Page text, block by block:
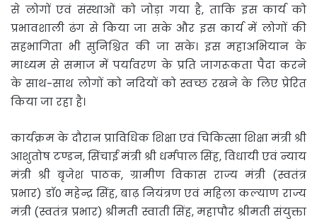
से लोगों एवं संस्थाओं को जोड़ा गया है, ताकि इस कार्य को
प्रभावशाली ढंग से किया जा सके और इस कार्य में लोगों की
सहभागिता भी सुनिश्चित की जा सके। इस महाअभियान के
माध्यम से समाज में पर्यावरण के प्रति जागरूकता पैदा करने
के साथ-साथ लोगों को नदियों को स्वच्छ रखने के लिए प्रेरित
किया जा रहा है।
कार्यक्रम के दौरान प्राविधिक शिक्षा एवं चिकित्सा शिक्षा मंत्री श्री
आशुतोष टण्डन, सिंचाई मंत्री श्री धर्मपाल सिंह, विधायी एवं न्याय
मंत्री श्री बृजेश पाठक, ग्रामीण विकास राज्य मंत्री (स्वतंत्र
प्रभार) डाॅ0 महेन्द्र सिंह, बाढ़ नियंत्रण एवं महिला कल्याण राज्य
मंत्री (स्वतंत्र प्रभार) श्रीमती स्वाती सिंह, महापौर श्रीमती संयुक्ता